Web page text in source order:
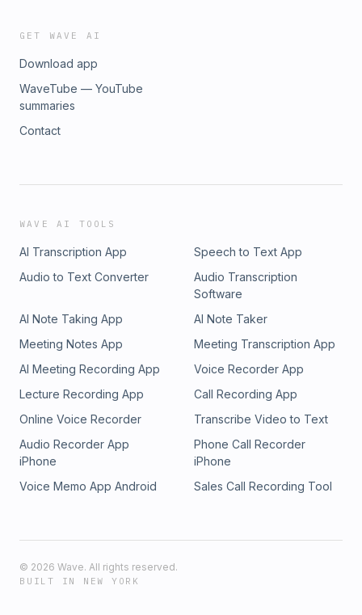
GET WAVE AI
Download app
WaveTube — YouTube
summaries
Contact
WAVE AI TOOLS
AI Transcription App
Speech to Text App
Audio to Text Converter
Audio Transcription
Software
AI Note Taking App
AI Note Taker
Meeting Notes App
Meeting Transcription App
AI Meeting Recording App
Voice Recorder App
Lecture Recording App
Call Recording App
Online Voice Recorder
Transcribe Video to Text
Audio Recorder App
iPhone
Phone Call Recorder
iPhone
Voice Memo App Android
Sales Call Recording Tool
© 2026 Wave. All rights reserved.
BUILT IN NEW YORK